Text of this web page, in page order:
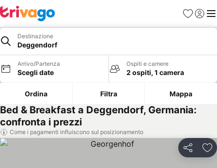
PreferitiAccedi
Destinazione
Deggendorf
Arrivo/Partenza
Scegli date
Ospiti e camere
2 ospiti, 1 camera
Ordina Filtra Mappa
Bed & Breakfast a Deggendorf, Germania:
confronta i prezzi
Come i pagamenti influiscono sul posizionamento
Condividi